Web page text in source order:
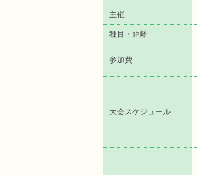
主催
種目・距離
参加費
大会スケジュール